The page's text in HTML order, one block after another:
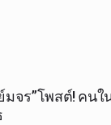
มจร”โพสต์! คนใ